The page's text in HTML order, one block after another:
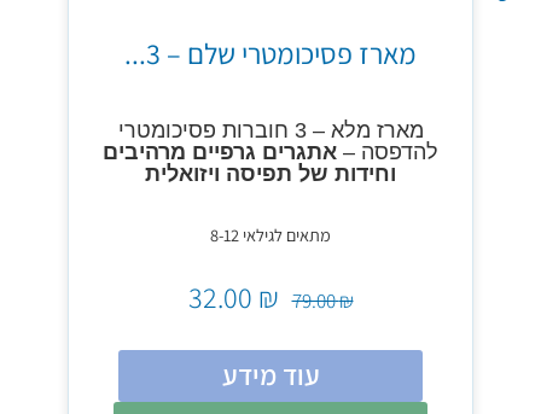
מארז פסיכומטרי שלם – 3...
מארז מלא – 3 חוברות פסיכומטרי
להדפסה – אתגרים גרפיים מרהיבים
וחידות של תפיסה ויזואלית
מתאים לגילאי 8-12
₪
79.00
₪
עוד מידע